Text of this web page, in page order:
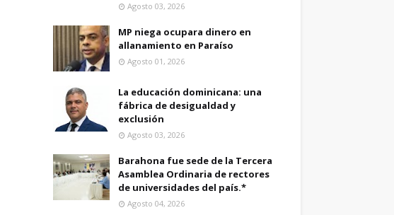
Agosto 03, 2026
MP niega ocupara dinero en
allanamiento en Paraíso
Agosto 01, 2026
La educación dominicana: una
fábrica de desigualdad y
exclusión
Agosto 03, 2026
Barahona fue sede de la Tercera
Asamblea Ordinaria de rectores
de universidades del país.*
Agosto 04, 2026